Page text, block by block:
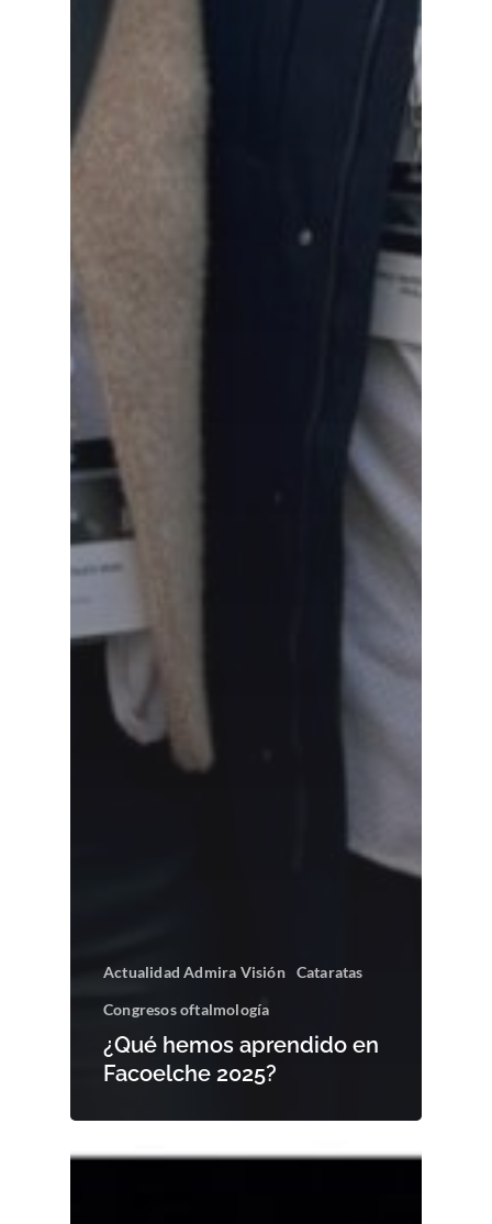
Actualidad Admira Visión Cataratas
Congresos oftalmología
¿Qué hemos aprendido en
Facoelche 2025?